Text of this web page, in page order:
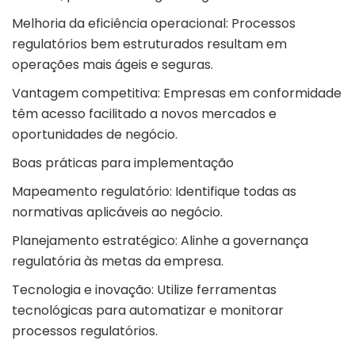
Melhoria da eficiência operacional: Processos
regulatórios bem estruturados resultam em
operações mais ágeis e seguras.
Vantagem competitiva: Empresas em conformidade
têm acesso facilitado a novos mercados e
oportunidades de negócio.
Boas práticas para implementação
Mapeamento regulatório: Identifique todas as
normativas aplicáveis ao negócio.
Planejamento estratégico: Alinhe a governança
regulatória às metas da empresa.
Tecnologia e inovação: Utilize ferramentas
tecnológicas para automatizar e monitorar
processos regulatórios.